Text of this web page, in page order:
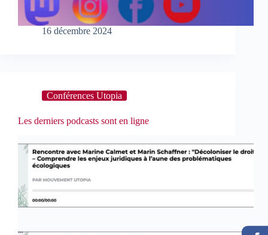
16 décembre 2024
Conférences Utopia
Les derniers podcasts sont en ligne